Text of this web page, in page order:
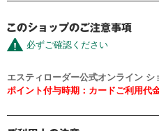
必ずご確認ください
エスティローダー公式オンライン
ポイント付与時期：カードご利用代